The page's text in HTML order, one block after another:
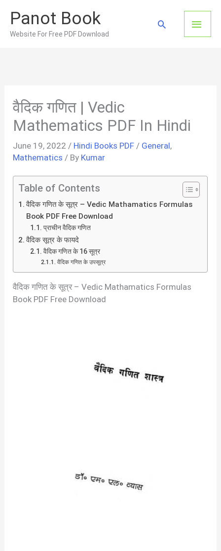
content
Panot Book
Website For Free PDF Download
Main
Search
वैदिक गणित | Vedic
Mathematics PDF In Hindi
June 19, 2022 / Hindi Books PDF / General,
Mathematics / By Kumar
Table of Contents
वैदिक गणित के सूत्र – Vedic Mathamatics Formulas
Book PDF Free Download
प्राचीन वैदिक गणित
वैदिक सूत्र के फायदे
वैदिक गणित के 16 सूत्र
वैदिक गणित के उपसूत्र
वैदिक गणित के सूत्र – Vedic Mathamatics Formulas
Book PDF Free Download